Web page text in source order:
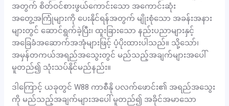
အတွက် စိတ်ဝင်စားဖွယ်ကောင်းသော အကောင်းဆုံး
အတွေ့အကြုံများကို ပေးနိုင်ရန်အတွက် မျိုးစုံသော အခန်းအနား
များတွင် ဆောင်ရွက်ခဲ့ပြီး၊ ထူးခြားသော နည်းပညာများနှင့်
အခြေခံအဆောက်အအုံများဖြင့် ပံ့ပိုးထားပါသည်။ သို့သော်၊
အမှန်တကယ်အရည်အသွေးတွင် မည်သည့်အချက်များအပေါ်
မူတည်၍ သုံးသပ်နိုင်မည်နည်း။
ဒါကြောင့် ယခုတွင် W88 ကာစီနို ပလက်ဖောင်း၏ အရည်အသွေး
ကို မည်သည့်အချက်များအပေါ် မူတည်၍ အခိုင်အမာသော